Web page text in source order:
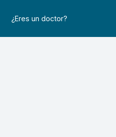
¿Eres un doctor?